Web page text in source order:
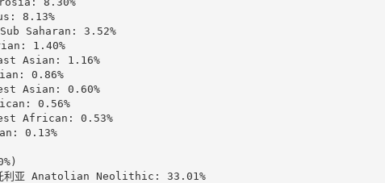
8.13%
Sub Saharan: 3.52%
1.40%
Asian: 1.16%
0.86%
Asian: 0.60%
0.56%
African: 0.53%
0.13%
托利亚 Anatolian Neolithic: 33.01%